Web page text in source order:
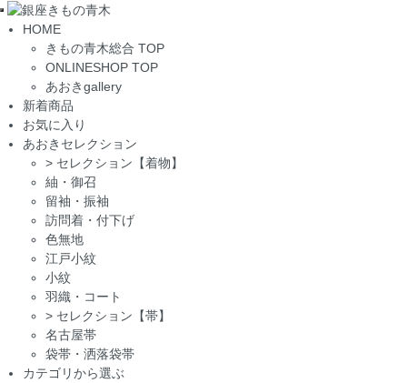
Toggle
navigation
HOME
きもの青木総合 TOP
ONLINESHOP TOP
あおきgallery
新着商品
お気に入り
あおきセレクション
> セレクション【着物】
紬・御召
留袖・振袖
訪問着・付下げ
色無地
江戸小紋
小紋
羽織・コート
> セレクション【帯】
名古屋帯
袋帯・洒落袋帯
カテゴリから選ぶ